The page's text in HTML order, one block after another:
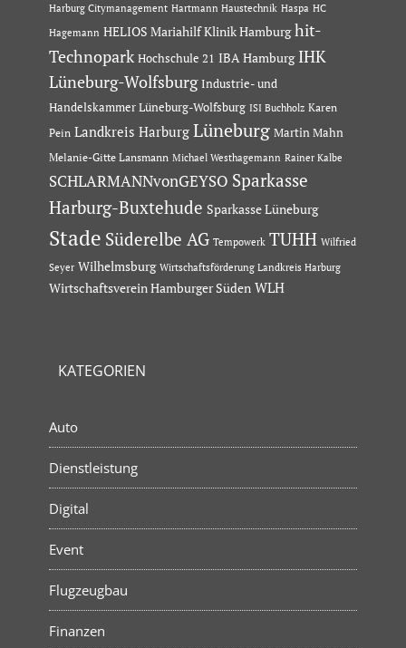
Harburg Citymanagement Hartmann Haustechnik Haspa HC
Hagemann HELIOS Mariahilf Klinik Hamburg hit-
Technopark Hochschule 21 IBA Hamburg IHK
Lüneburg-Wolfsburg Industrie- und
Handelskammer Lüneburg-Wolfsburg ISI Buchholz Karen
Pein Landkreis Harburg Lüneburg Martin Mahn
Melanie-Gitte Lansmann Michael Westhagemann Rainer Kalbe
SCHLARMANNvonGEYSO Sparkasse
Harburg-Buxtehude Sparkasse Lüneburg
Stade Süderelbe AG Tempowerk TUHH Wilfried
Seyer Wilhelmsburg Wirtschaftsförderung Landkreis Harburg
Wirtschaftsverein Hamburger Süden WLH
KATEGORIEN
Auto
Dienstleistung
Digital
Event
Flugzeugbau
Finanzen